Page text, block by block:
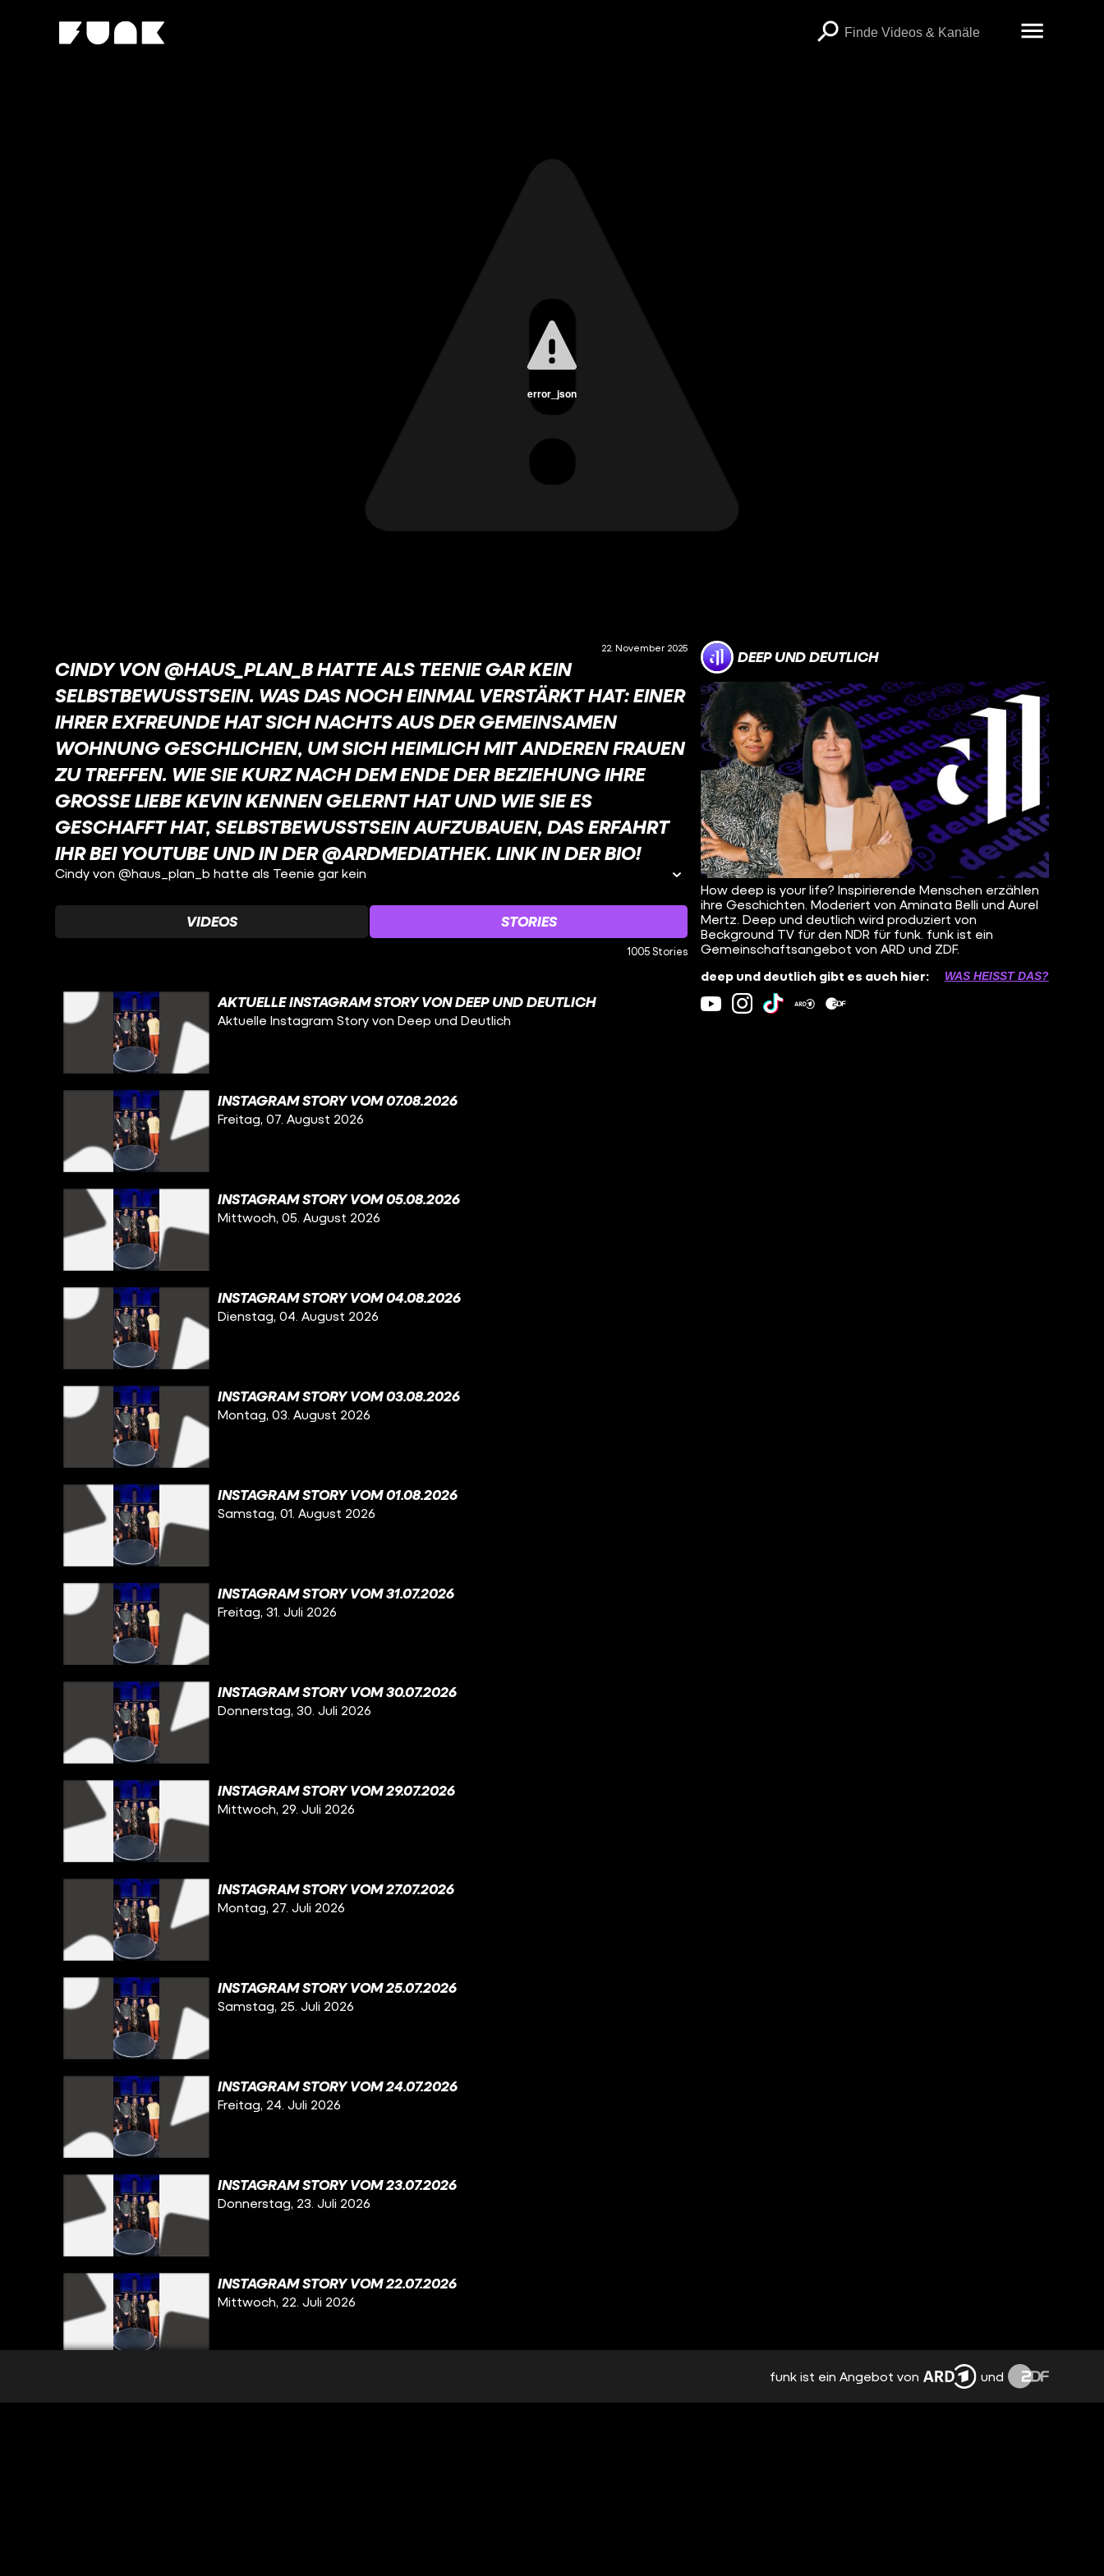
error_json
DEEP UND DEUTLICH
How deep is your life? Inspirierende Menschen erzählen
ihre Geschichten. Moderiert von Aminata Belli und Aurel
Mertz. Deep und deutlich wird produziert von
Beckground TV für den NDR für funk. funk ist ein
Gemeinschaftsangebot von ARD und ZDF.
deep und deutlich gibt es auch hier:
WAS HEISST DAS?
22. November 2025
CINDY VON @HAUS_PLAN_B HATTE ALS TEENIE GAR KEIN
SELBSTBEWUSSTSEIN. WAS DAS NOCH EINMAL VERSTÄRKT HAT: EINER
IHRER EXFREUNDE HAT SICH NACHTS AUS DER GEMEINSAMEN
WOHNUNG GESCHLICHEN, UM SICH HEIMLICH MIT ANDEREN FRAUEN
ZU TREFFEN. WIE SIE KURZ NACH DEM ENDE DER BEZIEHUNG IHRE
GROSSE LIEBE KEVIN KENNEN GELERNT HAT UND WIE SIE ES G
ESCHAFFT HAT, SELBSTBEWUSSTSEIN AUFZUBAUEN, DAS ERFAHRT I
HR BEI YOUTUBE UND IN DER @ARDMEDIATHEK. LINK IN DER BIO!
Cindy von @haus_plan_b hatte als Teenie gar kein
VIDEOS STORIES
1005 Stories
AKTUELLE INSTAGRAM STORY VON DEEP UND DEUTLICH
Aktuelle Instagram Story von Deep und Deutlich
INSTAGRAM STORY VOM 07.08.2026
Freitag, 07. August 2026
INSTAGRAM STORY VOM 05.08.2026
Mittwoch, 05. August 2026
INSTAGRAM STORY VOM 04.08.2026
Dienstag, 04. August 2026
INSTAGRAM STORY VOM 03.08.2026
Montag, 03. August 2026
INSTAGRAM STORY VOM 01.08.2026
Samstag, 01. August 2026
INSTAGRAM STORY VOM 31.07.2026
Freitag, 31. Juli 2026
INSTAGRAM STORY VOM 30.07.2026
Donnerstag, 30. Juli 2026
INSTAGRAM STORY VOM 29.07.2026
Mittwoch, 29. Juli 2026
INSTAGRAM STORY VOM 27.07.2026
Montag, 27. Juli 2026
INSTAGRAM STORY VOM 25.07.2026
Samstag, 25. Juli 2026
INSTAGRAM STORY VOM 24.07.2026
Freitag, 24. Juli 2026
INSTAGRAM STORY VOM 23.07.2026
Donnerstag, 23. Juli 2026
INSTAGRAM STORY VOM 22.07.2026
Mittwoch, 22. Juli 2026
Dienstag, 21. Juli 2026
funk ist ein Angebot von und